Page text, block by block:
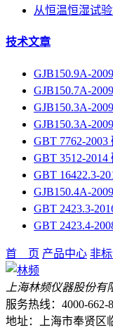
从恒温恒湿试
技术文章
GJB150.9A-
GJB150.7A-
GJB150.3A-
GJB150.3A-
GBT 7762-
GBT 3512-
GBT 16422.3-
GJB150.4A-
GBT 2423.3-
GBT 2423.4-
首 页 产品中心 非
上海林频仪器股份有
服务热线：4000-662-
地址：上海市奉贤区